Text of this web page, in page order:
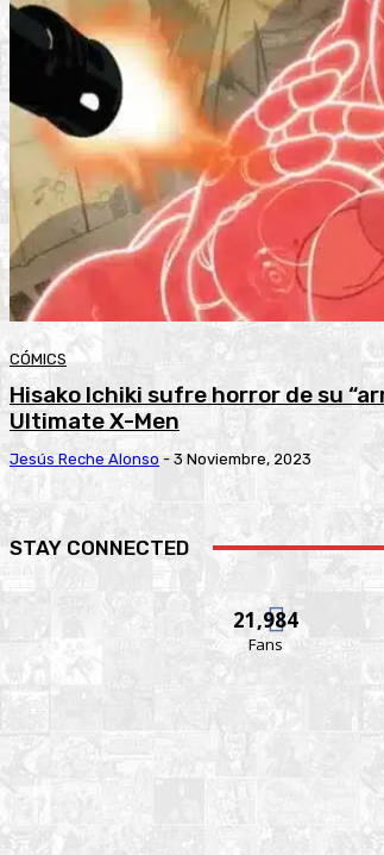
CÓMICS
Hisako Ichiki sufre horror de su
Ultimate X-Men
Jesús Reche Alonso - 3 Noviembre, 2023
STAY CONNECTED
21,984
Fans